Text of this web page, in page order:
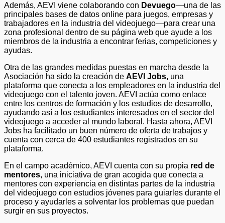
Además, AEVI viene colaborando con Devuego—una de las
principales bases de datos online para juegos, empresas y
trabajadores en la industria del videojuego—para crear una
zona profesional dentro de su página web que ayude a los
miembros de la industria a encontrar ferias, competiciones y
ayudas.
Otra de las grandes medidas puestas en marcha desde la
Asociación ha sido la creación de AEVI Jobs, una
plataforma que conecta a los empleadores en la industria del
videojuego con el talento joven. AEVI actúa como enlace
entre los centros de formación y los estudios de desarrollo,
ayudando así a los estudiantes interesados en el sector del
videojuego a acceder al mundo laboral. Hasta ahora, AEVI
Jobs ha facilitado un buen número de oferta de trabajos y
cuenta con cerca de 400 estudiantes registrados en su
plataforma.
En el campo académico, AEVI cuenta con su propia red de
mentores, una iniciativa de gran acogida que conecta a
mentores con experiencia en distintas partes de la industria
del videojuego con estudios jóvenes para guiarles durante el
proceso y ayudarles a solventar los problemas que puedan
surgir en sus proyectos.